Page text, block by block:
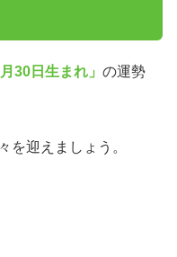
30日生まれ」 の運勢
を迎えましょう。